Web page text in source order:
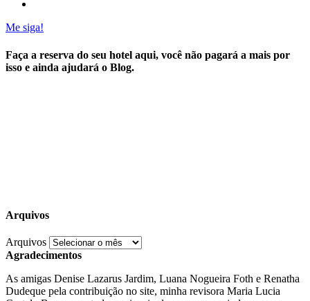
Me siga!
Faça a reserva do seu hotel aqui, você não pagará a mais por
isso e ainda ajudará o Blog.
Arquivos
Arquivos
Agradecimentos
As amigas Denise Lazarus Jardim, Luana Nogueira Foth e Renatha
Dudeque pela contribuição no site, minha revisora Maria Lucia